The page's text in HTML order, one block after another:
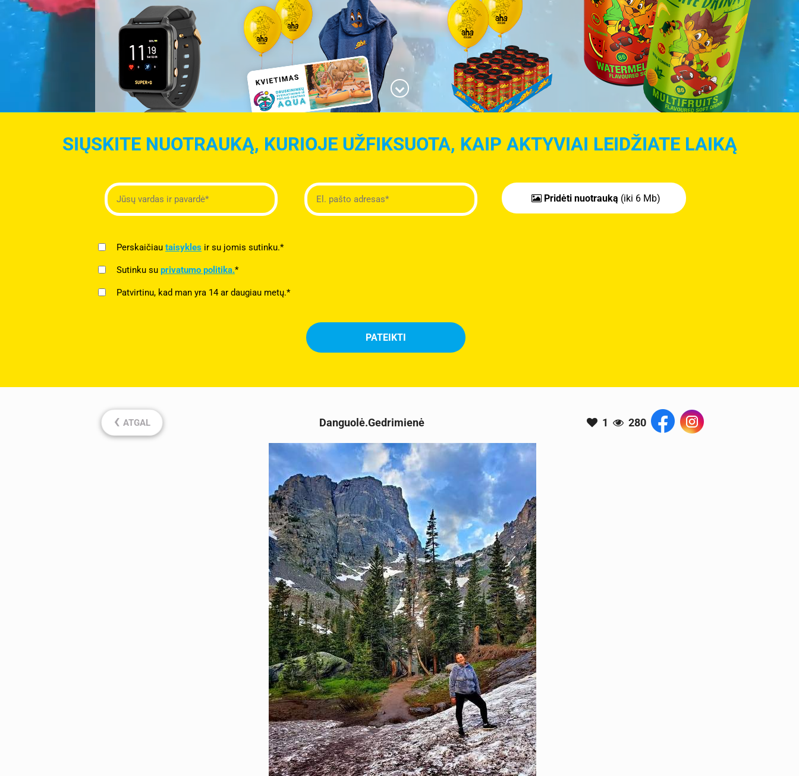
SIŲSKITE NUOTRAUKĄ, KURIOJE UŽFIKSUOTA, KAIP AKTYVIAI LEIDŽIATE LAIKĄ
Pridėti nuotrauką (iki 6 Mb)
Perskaičiau taisykles ir su jomis sutinku.*
Sutinku su privatumo politika.*
Patvirtinu, kad man yra 14 ar daugiau metų.*
‹ ATGAL Danguolė.Gedrimienė 1 280